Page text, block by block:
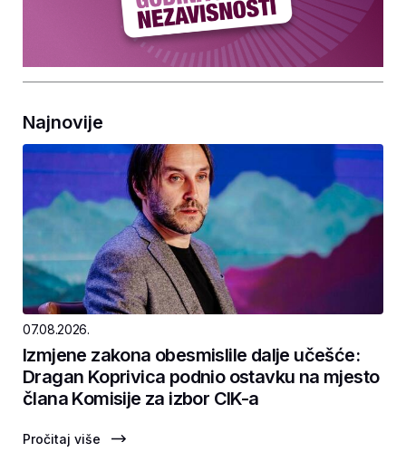
Najnovije
07.08.2026.
Izmjene zakona obesmislile dalje učešće:
Dragan Koprivica podnio ostavku na mjesto
člana Komisije za izbor CIK-a
Pročitaj više